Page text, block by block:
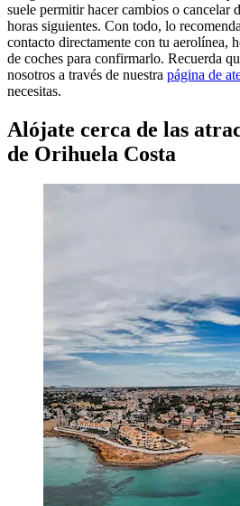
suele permitir hacer cambios o cancelar
horas siguientes. Con todo, lo
contacto directamente con tu aerolínea,
de coches para confirmarlo. Recuerda
nosotros a través de nuestra página de
necesitas.
Alójate cerca de las
de Orihuela Costa